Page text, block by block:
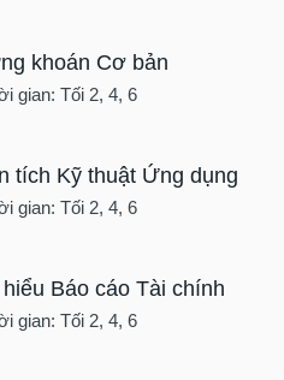
khoán Cơ bản
gian: Tối 2, 4, 6
tích Kỹ thuật Ứng dụng
gian: Tối 2, 4, 6
Báo cáo Tài chính
gian: Tối 2, 4, 6